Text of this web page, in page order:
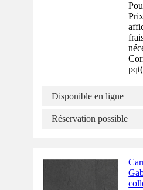
pqt(
Disponible en ligne
Réservation possible